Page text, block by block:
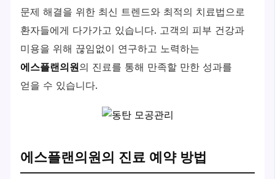
문제 해결을 위한 최신 트렌드와 최적의 치료법으로
환자들에게 다가가고 있습니다. 고객의 피부 건강과
미용을 위해 끊임없이 연구하고 노력하는
에스플랜의원의 진료를 통해 만족할 만한 성과를
얻을 수 있습니다.
에스플랜의원의 진료 예약 방법